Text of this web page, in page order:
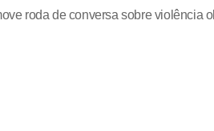
roda de conversa sobre violência